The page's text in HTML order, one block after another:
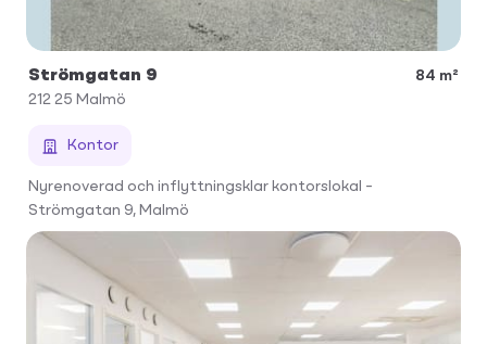
Strömgatan 9
84 m²
212 25 Malmö
Kontor
Nyrenoverad och inflyttningsklar kontorslokal –
Strömgatan 9, Malmö